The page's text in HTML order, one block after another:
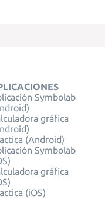
Symbolab
gráfica
(Android)
Symbolab
gráfica
(iOS)